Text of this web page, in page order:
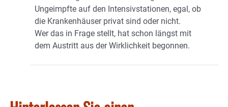
Ungeimpfte auf den Intensivstationen, egal, ob
die Krankenhäuser privat sind oder nicht.
Wer das in Frage stellt, hat schon längst mit
dem Austritt aus der Wirklichkeit begonnen.